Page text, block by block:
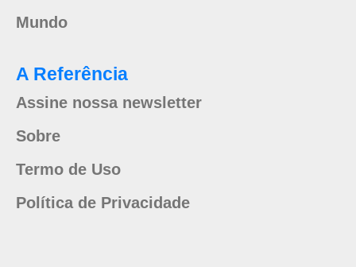
Mundo
A Referência
Assine nossa newsletter
Sobre
Termo de Uso
Política de Privacidade